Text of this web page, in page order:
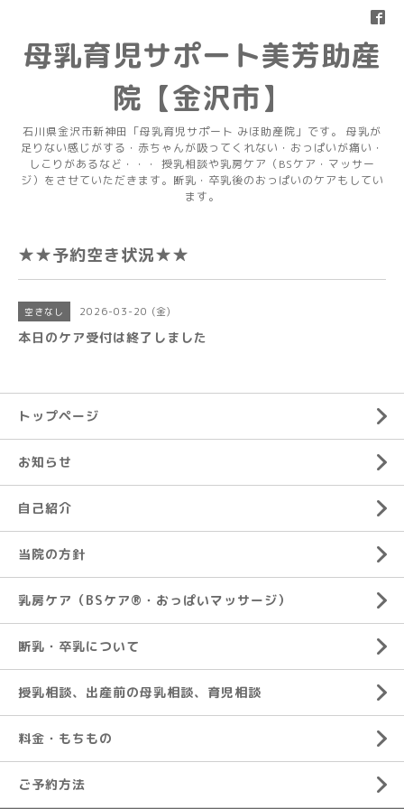
母乳育児サポート美芳助産
院【金沢市】
石川県金沢市新神田「母乳育児サポート みほ助産院」です。 母乳が
足りない感じがする・赤ちゃんが吸ってくれない・おっぱいが痛い・
しこりがあるなど・・・ 授乳相談や乳房ケア（BSケア・マッサー
ジ）をさせていただきます。断乳・卒乳後のおっぱいのケアもしてい
ます。
★★予約空き状況★★
空きなし 2026-03-20 (金)
本日のケア受付は終了しました
トップページ
お知らせ
自己紹介
当院の方針
乳房ケア（BSケア®︎・おっぱいマッサージ）
断乳・卒乳について
授乳相談、出産前の母乳相談、育児相談
料金・もちもの
ご予約方法